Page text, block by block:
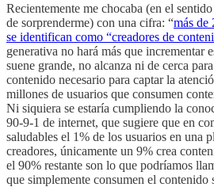
Recientemente me chocaba (en el
de sorprenderme) con una cifra: “más de
se identifican como “creadores de
generativa no hará más que incrementar
suene grande, no alcanza ni de cerca
contenido necesario para captar la
millones de usuarios que consumen
Ni siquiera se estaría cumpliendo la
90-9-1 de internet, que sugiere que en
saludables el 1% de los usuarios en una
creadores, únicamente un 9% crea
el 90% restante son lo que podríamos
que simplemente consumen el contenido